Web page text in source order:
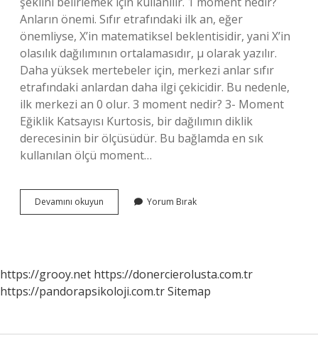
Anların önemi. Sıfır etrafındaki ilk an, eğer
önemliyse, X’in matematiksel beklentisidir, yani X’in
olasılık dağılımının ortalamasıdır, μ olarak yazılır.
Daha yüksek mertebeler için, merkezi anlar sıfır
etrafındaki anlardan daha ilgi çekicidir. Bu nedenle,
ilk merkezi an 0 olur. 3 moment nedir? 3- Moment
Eğiklik Katsayısı Kurtosis, bir dağılımın diklik
derecesinin bir ölçüsüdür. Bu bağlamda en sık
kullanılan ölçü moment…
Devamını okuyun Ortalamaya
Göre
Yorum Bırak
https://grooy.net https://donercierolusta.com.tr
https://pandorapsikoloji.com.trSitemap